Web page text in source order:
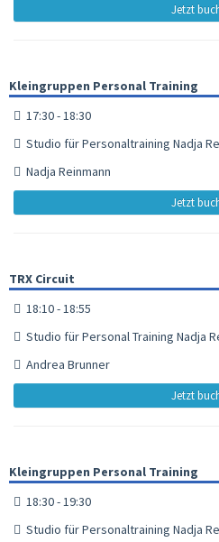
Jetzt
Kleingruppen Personal Training
17:30 - 18:30
Studio für Personaltraining Nadja
Nadja Reinmann
Jetzt
TRX Circuit
18:10 - 18:55
Studio für Personal Training Nadja
Andrea Brunner
Jetzt
Kleingruppen Personal Training
18:30 - 19:30
Studio für Personaltraining Nadja